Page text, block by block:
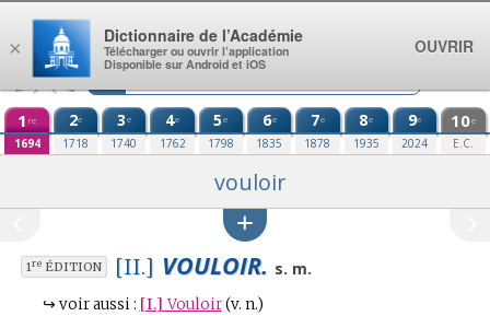
Aller au contenu
1 re
1694
2e
1718
3e
1740
4e
1762
5e
1798
6e
1835
7e
1878
8e
1935
9e
2024
10e
E.C.
vouloir
1reÉDITION [II.] VOULOIR. s. m.
↪ voir aussi : [I.] Vouloir (v. n.)
×
Dictionnaire de l’Académie
Télécharger ou ouvrir l’application
Disponible sur Android et iOS
OUVRIR